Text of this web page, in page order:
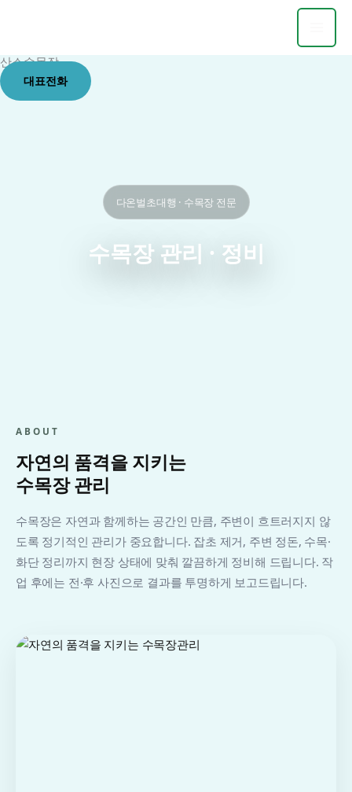
로
건
산소수목장
대표전화
다온벌초대행 · 수목장 전문
수목장 관리 · 정비
ABOUT
자연의 품격을 지키는
수목장 관리
수목장은 자연과 함께하는 공간인 만큼, 주변이 흐트러지지 않
도록 정기적인 관리가 중요합니다. 잡초 제거, 주변 정돈, 수목·
화단 정리까지 현장 상태에 맞춰 깔끔하게 정비해 드립니다. 작
업 후에는 전·후 사진으로 결과를 투명하게 보고드립니다.